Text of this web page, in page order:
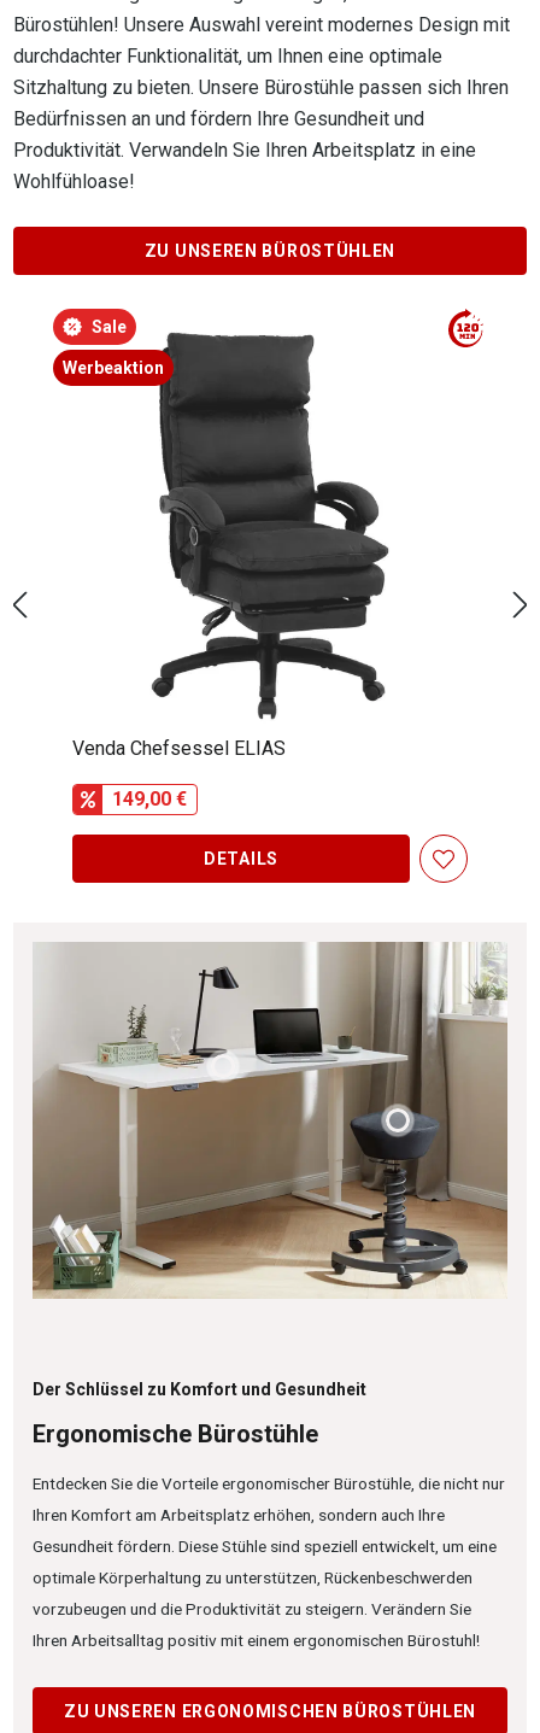
Bürostühlen! Unsere Auswahl vereint modernes Design mit
durchdachter Funktionalität, um Ihnen eine optimale
Sitzhaltung zu bieten. Unsere Bürostühle passen sich Ihren
Bedürfnissen an und fördern Ihre Gesundheit und
Produktivität. Verwandeln Sie Ihren Arbeitsplatz in eine
Wohlfühloase!
ZU UNSEREN BÜROSTÜHLEN
Produktgalerie überspringen
Sale
Novel Drehstuhl ROLF
209,09 €
DETAILS
Der Schlüssel zu Komfort und Gesundheit
Ergonomische Bürostühle
Entdecken Sie die Vorteile ergonomischer Bürostühle, die nicht nur
Ihren Komfort am Arbeitsplatz erhöhen, sondern auch Ihre
Gesundheit fördern. Diese Stühle sind speziell entwickelt, um eine
optimale Körperhaltung zu unterstützen, Rückenbeschwerden
vorzubeugen und die Produktivität zu steigern. Verändern Sie
Ihren Arbeitsalltag positiv mit einem ergonomischen Bürostuhl!
ZU UNSEREN ERGONOMISCHEN BÜROSTÜHLEN